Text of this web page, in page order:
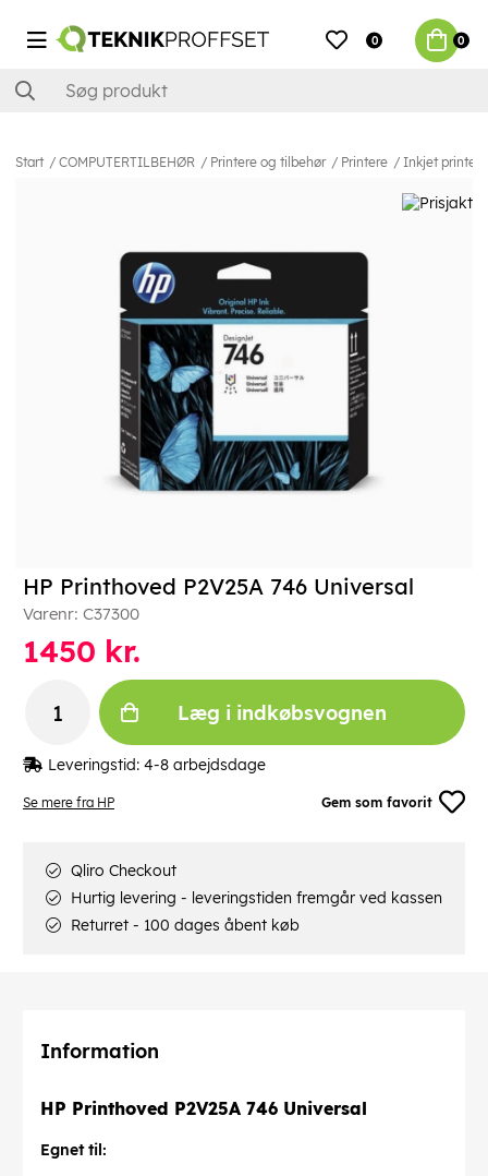
0 0
Start COMPUTERTILBEHØR Printere og tilbehør Printere Inkjet printer
Se mere fra HP Gem som favorit
HP Printhoved P2V25A 746 Universal
Varenr: C37300
1450 kr.
Læg i indkøbsvognen
Leveringstid: 4-8 arbejdsdage
Qliro Checkout
Hurtig levering - leveringstiden fremgår ved kassen
Returret - 100 dages åbent køb
Information
HP Printhoved P2V25A 746 Universal
Egnet til: